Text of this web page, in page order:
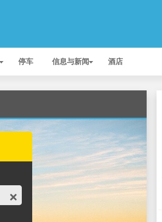
停车 信息与新闻 酒店